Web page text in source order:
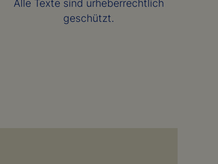
Alle Texte sind urheberrechtlich
geschützt.